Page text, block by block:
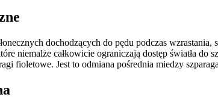
dochodzących do pędu podczas
niemalże całkowicie ograniczają dostęp światła
fioletowe. Jest to odmiana pośrednia miedzy